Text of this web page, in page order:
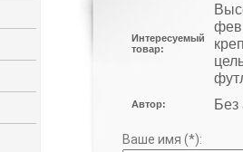
Интересуемый
товар:
Автор: Без
Ваше имя (*):